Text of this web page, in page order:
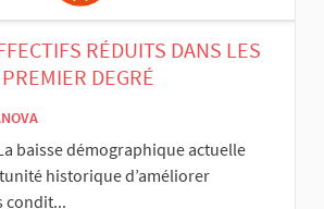
RÉDUITS DANS LES
DEGRÉ
baisse démographique actuelle
historique d’améliorer
condit...